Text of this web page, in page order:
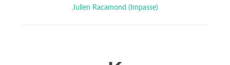
Julien Racamond (Impasse)